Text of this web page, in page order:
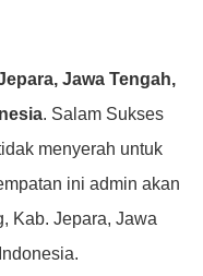
Jawa Tengah,
. Salam Sukses
menyerah untuk
ini admin akan
Kab. Jepara, Jawa